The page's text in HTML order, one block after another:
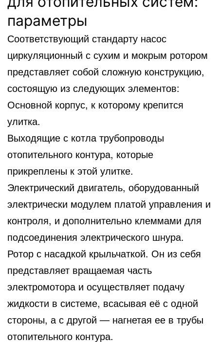
параметры
Соответствующий стандарту насос
циркуляционный с сухим и мокрым ротором
представляет собой сложную конструкцию,
состоящую из следующих элементов:
Основной корпус, к которому крепится
улитка.
Выходящие с котла трубопроводы
отопительного контура, которые
прикреплены к этой улитке.
Электрический двигатель, оборудованный
электрически модулем платой управления и
контроля, и дополнительно клеммами для
подсоединения электрического шнура.
Ротор с насадкой крыльчаткой. Он из себя
представляет вращаемая часть
электромотора и осуществляет подачу
жидкости в системе, всасывая её с одной
стороны, а с другой — нагнетая ее в трубы
отопительного контура.